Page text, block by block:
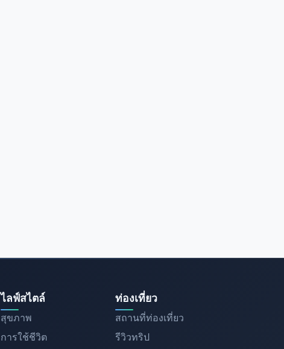
ไลฟ์สไตล์
สุขภาพ
การใช้ชีวิต
ท่องเที่ยว
สถานที่ท่องเที่ยว
รีวิวทริป